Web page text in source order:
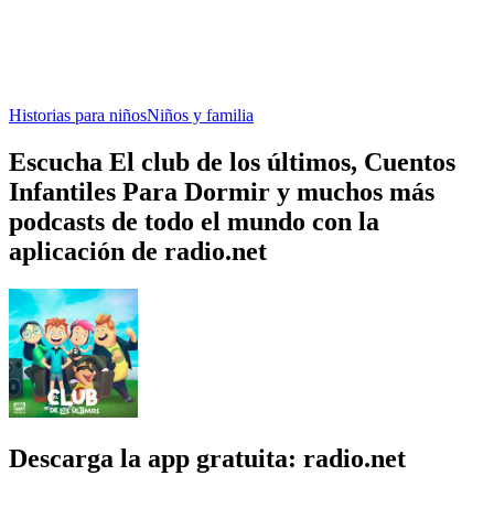
Historias para niñosNiños y familia
Escucha El club de los últimos, Cuentos
Infantiles Para Dormir y muchos más
podcasts de todo el mundo con la
aplicación de radio.net
Descarga la app gratuita: radio.net